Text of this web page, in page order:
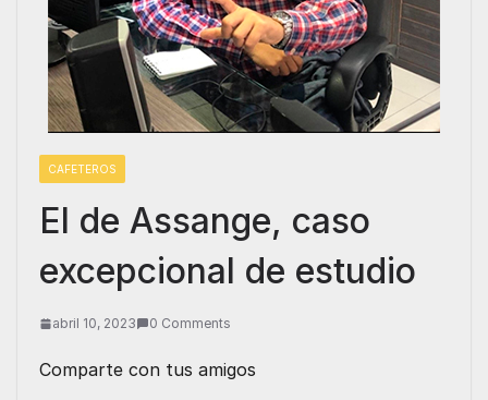
CAFETEROS
El de Assange, caso
excepcional de estudio
abril 10, 2023 0 Comments
Comparte con tus amigos